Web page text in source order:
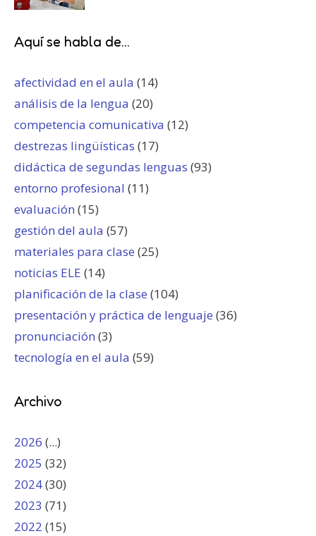
Aquí se habla de...
afectividad en el aula (14)
análisis de la lengua (20)
competencia comunicativa (12)
destrezas lingüísticas (17)
didáctica de segundas lenguas (93)
entorno profesional (11)
evaluación (15)
gestión del aula (57)
materiales para clase (25)
noticias ELE (14)
planificación de la clase (104)
presentación y práctica de lenguaje (36)
pronunciación (3)
tecnología en el aula (59)
Archivo
2026 (...)
2025 (32)
2024(30)
2023 (71)
2022 (15)